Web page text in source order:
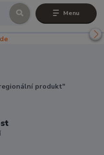
Menu
produkt"